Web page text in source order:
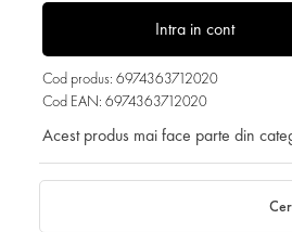
Intra in cont
Cod produs: 6974363712020
Cod EAN: 6974363712020
Acest produs mai face parte din